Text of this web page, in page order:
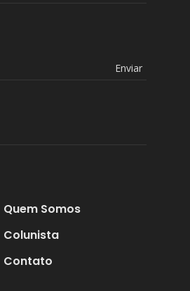
Enviar
Quem Somos
Colunista
Contato